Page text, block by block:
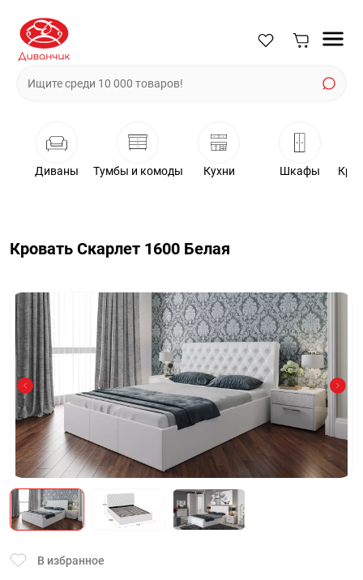
Диваны Тумбы и комоды Кухни Шкафы
Кровать Скарлет 1600 Белая
В избранное